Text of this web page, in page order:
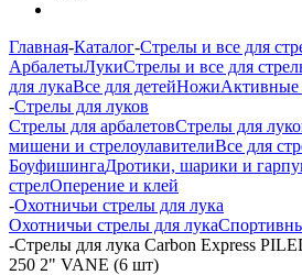
Главная-Каталог-Стрелы и все для
АрбалетыЛукиСтрелы и все для
для лукаВсе для детейНожиАктивные
-Стрелы для луков
Стрелы для арбалетовСтрелы для
мишени и стрелоулавителиВсе для
БоуфишингаДротики, шарики и
стрелОперение и клей
-Охотничьи стрелы для лука
Охотничьи стрелы для лука
-Стрелы для лука Carbon Express
250 2" VANE (6 шт)